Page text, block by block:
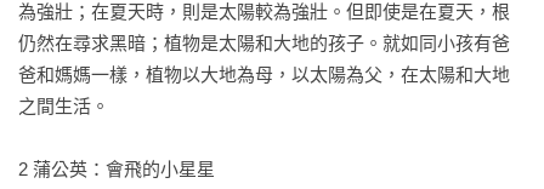
2.優美的敘述，理解華德福大自然美感教育
《如詩般的植物課》運用著充滿美感的類比，帶領每一位讀者
一起欣賞大自然所建構的自然美學。這樣的美飽含著宇宙真理
的美，讓我們最親密的植物與動物，理解自然界所創造出來的
為強壯；在夏天時，則是太陽較為強壯。但即使是在夏天，根
仍然在尋求黑暗；植物是太陽和大地的孩子。就如同小孩有爸
爸和媽媽一樣，植物以大地為母，以太陽為父，在太陽和大地
之間生活。
2 蒲公英：會飛的小星星